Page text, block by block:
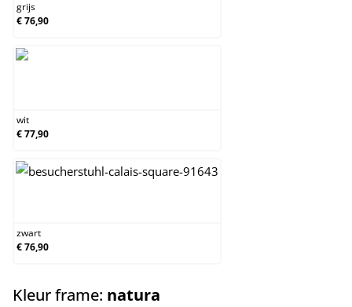
grijs
€ 76,90
wit
€ 77,90
zwart
€ 76,90
Kleur frame: natura